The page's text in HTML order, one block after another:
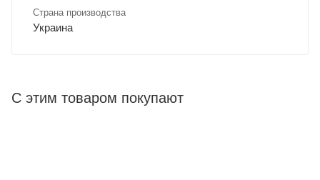
Страна производства
Украина
С этим товаром покупают